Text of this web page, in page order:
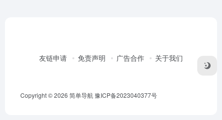
友链申请 免责声明 广告合作 关于我们
Copyright © 2026 简单导航豫ICP备2023040377号